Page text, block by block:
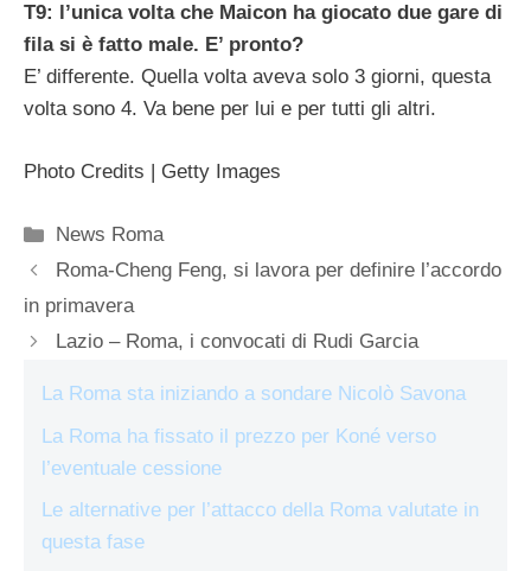
T9: l’unica volta che Maicon ha giocato due gare di
fila si è fatto male. E’ pronto?
E’ differente. Quella volta aveva solo 3 giorni, questa
volta sono 4. Va bene per lui e per tutti gli altri.
Photo Credits | Getty Images
Categorie
News Roma
Roma-Cheng Feng, si lavora per definire l’accordo
in primavera
Lazio – Roma, i convocati di Rudi Garcia
La Roma sta iniziando a sondare Nicolò Savona
La Roma ha fissato il prezzo per Koné verso
l’eventuale cessione
Le alternative per l’attacco della Roma valutate in
questa fase